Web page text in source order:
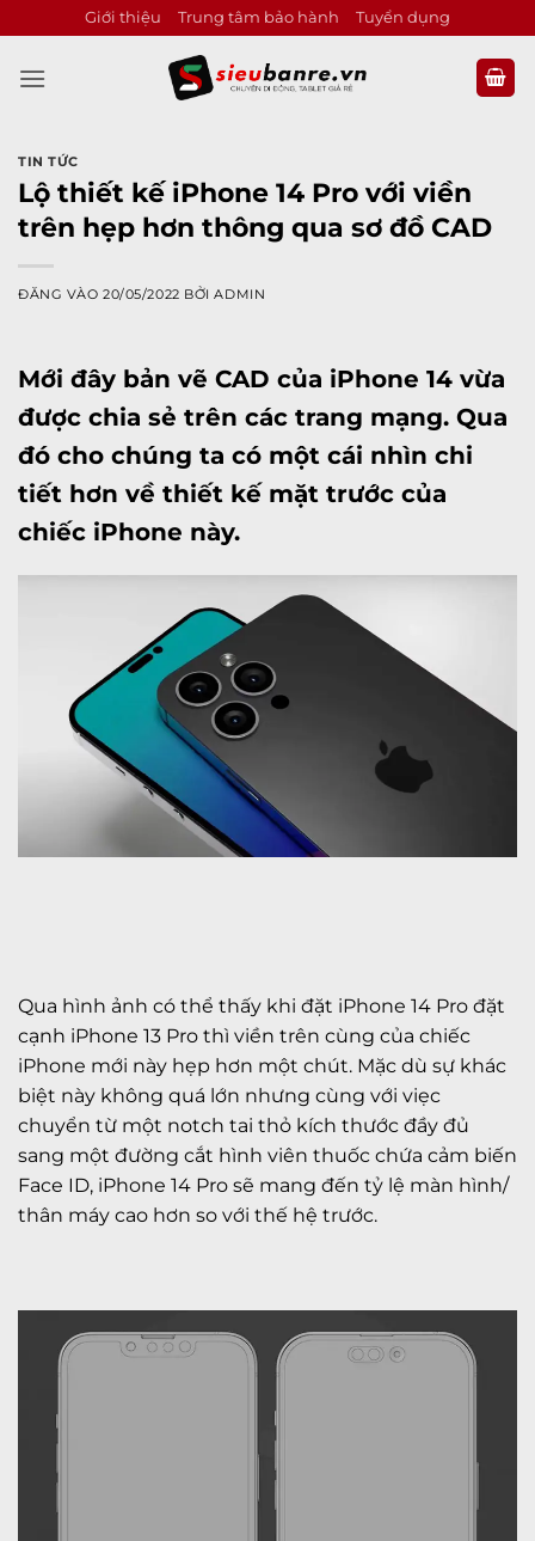
qua
nội
Giới thiệu Trung tâm bảo hành Tuyển dụng
TIN TỨC
Lộ thiết kế iPhone 14 Pro với viền
trên hẹp hơn thông qua sơ đồ CAD
ĐĂNG VÀO20/05/2022 BỞIADMIN
Mới đây bản vẽ CAD của iPhone 14 vừa
được chia sẻ trên các trang mạng. Qua
đó cho chúng ta có một cái nhìn chi
tiết hơn về thiết kế mặt trước của
chiếc iPhone này.
Qua hình ảnh có thể thấy khi đặt iPhone 14 Pro đặt
cạnh iPhone 13 Pro thì viền trên cùng của chiếc
iPhone mới này hẹp hơn một chút. Mặc dù sự khác
biệt này không quá lớn nhưng cùng với viẹc
chuyển từ một notch tai thỏ kích thước đầy đủ
sang một đường cắt hình viên thuốc chứa cảm biến
Face ID, iPhone 14 Pro sẽ mang đến tỷ lệ màn hình/
thân máy cao hơn so với thế hệ trước.